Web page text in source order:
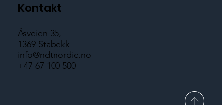
Kontakt
Åsveien 35,
1369 Stabekk
info@ndtnordic.no
+47 67 100 500